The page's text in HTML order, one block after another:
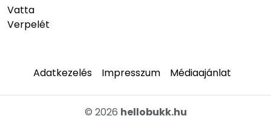
Vatta
Verpelét
Adatkezelés Impresszum Médiaajánlat
© 2026 hellobukk.hu